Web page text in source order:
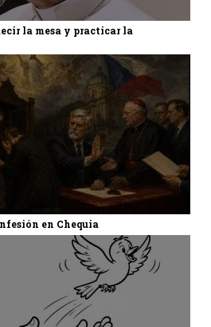
la mesa y practicar la
en Chequia